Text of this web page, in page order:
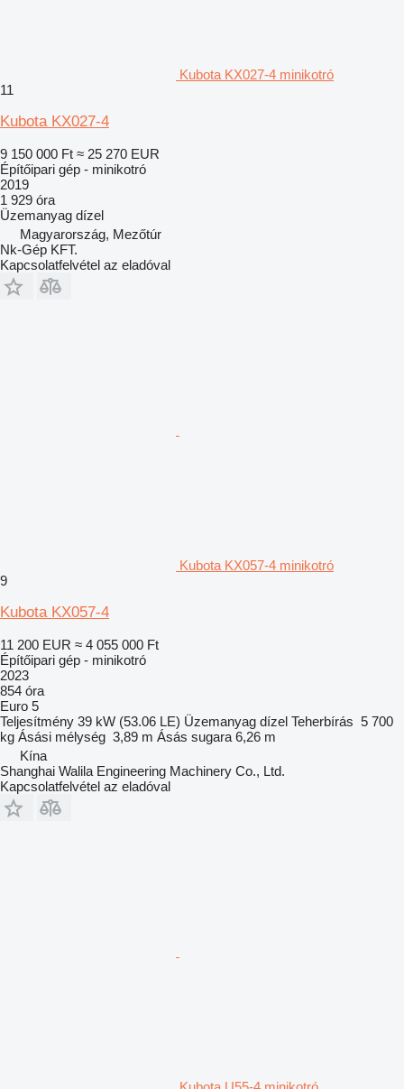
Kubota KX027-4 minikotró
11
Kubota KX027-4
9 150 000 Ft ≈ 25 270 EUR
Építőipari gép - minikotró
2019
1 929 óra
Üzemanyag dízel
Magyarország, Mezőtúr
Nk-Gép KFT.
Kapcsolatfelvétel az eladóval
Kubota KX057-4 minikotró
9
Kubota KX057-4
11 200 EUR ≈ 4 055 000 Ft
Építőipari gép - minikotró
2023
854 óra
Euro 5
Teljesítmény 39 kW (53.06 LE) Üzemanyag dízel Teherbírás 5 700
kg Ásási mélység 3,89 m Ásás sugara 6,26 m
Kína
Shanghai Walila Engineering Machinery Co., Ltd.
Kapcsolatfelvétel az eladóval